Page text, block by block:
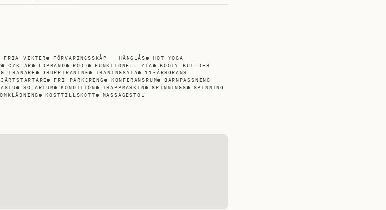
FRIA VIKTER FÖRVARINGSSKÅP - HÄNGLÅS
HOT YOGA
CYKLAR LÖPBAND RODD FUNKTIONELL YTA
BOOTY BUILDER
TRÄNARE GRUPPTRÄNING TRÄNINGSYTA
11-ÅRSGRÄNS
FRI PARKERING KONFERANSRUM
BARNPASSNING
SOLARIUM KONDITION TRAPPMASKIN SPINNINGS
SPINNING
OMKLÄDNING KOSTTILLSKOTT MASSAGESTOL